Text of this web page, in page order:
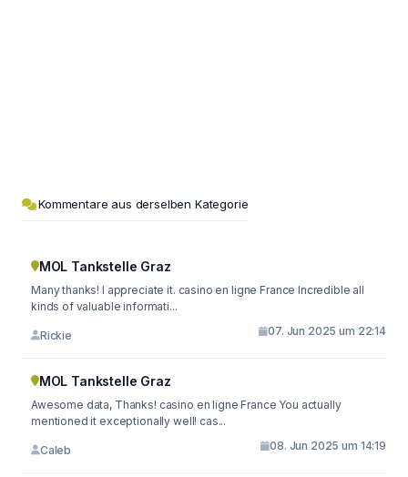
Kommentare aus derselben Kategorie
MOL Tankstelle Graz
Many thanks! I appreciate it. casino en ligne France Incredible all
kinds of valuable informati...
Rickie 07. Jun 2025 um 22:14
MOL Tankstelle Graz
Awesome data, Thanks! casino en ligne France You actually
mentioned it exceptionally well! cas...
Caleb 08. Jun 2025 um 14:19